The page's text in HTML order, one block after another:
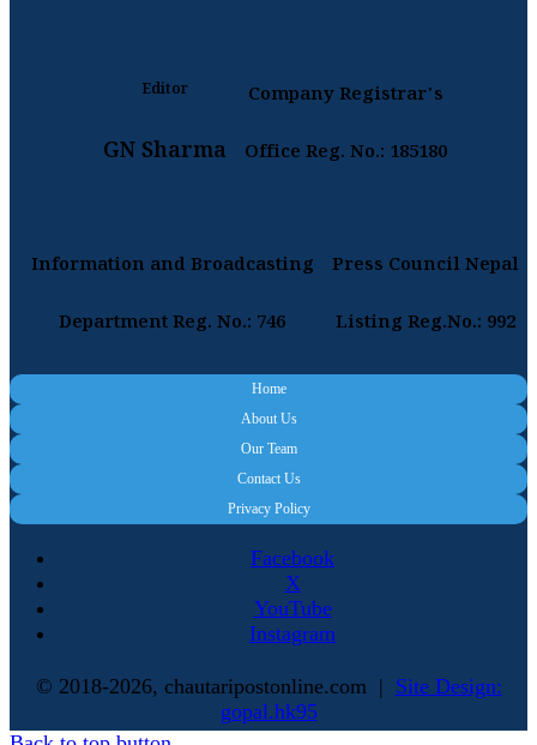
Editor
GN Sharma
Company Registrar's
Office Reg. No.: 185180
Information and Broadcasting
Department Reg. No.: 746
Press Council Nepal
Listing Reg.No.: 992
Home
About Us
Our Team
Contact Us
Privacy Policy
Facebook
X
YouTube
Instagram
© 2018-2026, chautaripostonline.com | Site Design:
gopal.hk95